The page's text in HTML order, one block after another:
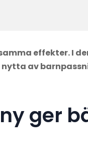
effekter. I
nytta av
ger